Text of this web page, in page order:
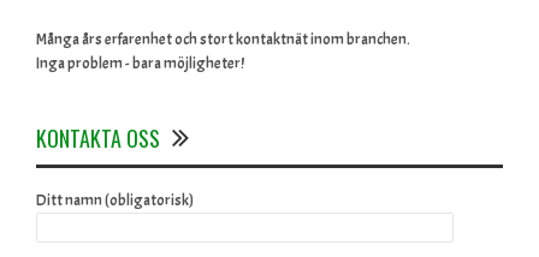
Många års erfarenhet och stort kontaktnät inom branchen.
Inga problem - bara möjligheter!
KONTAKTA OSS
Ditt namn (obligatorisk)